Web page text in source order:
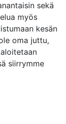
sekä
myös
kesän
oma juttu,
siirrymme